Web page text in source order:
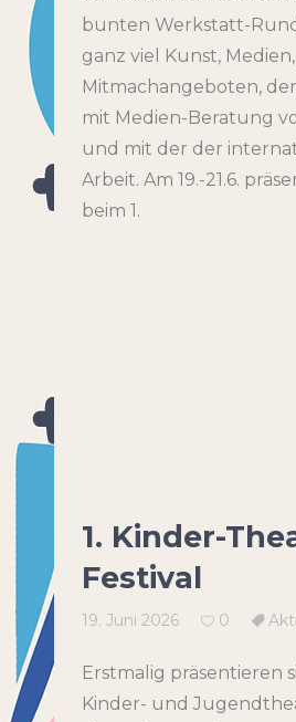
bunten Werkstatt-
ganz viel Kunst,
Mitmachangeboten,
mit Medien-Beratung
und mit der der
Arbeit. Am 19.-21.6.
beim 1.
1. Kinder-
Festival
19. Juni 2026 0
Erstmalig präsentieren
Kinder- und